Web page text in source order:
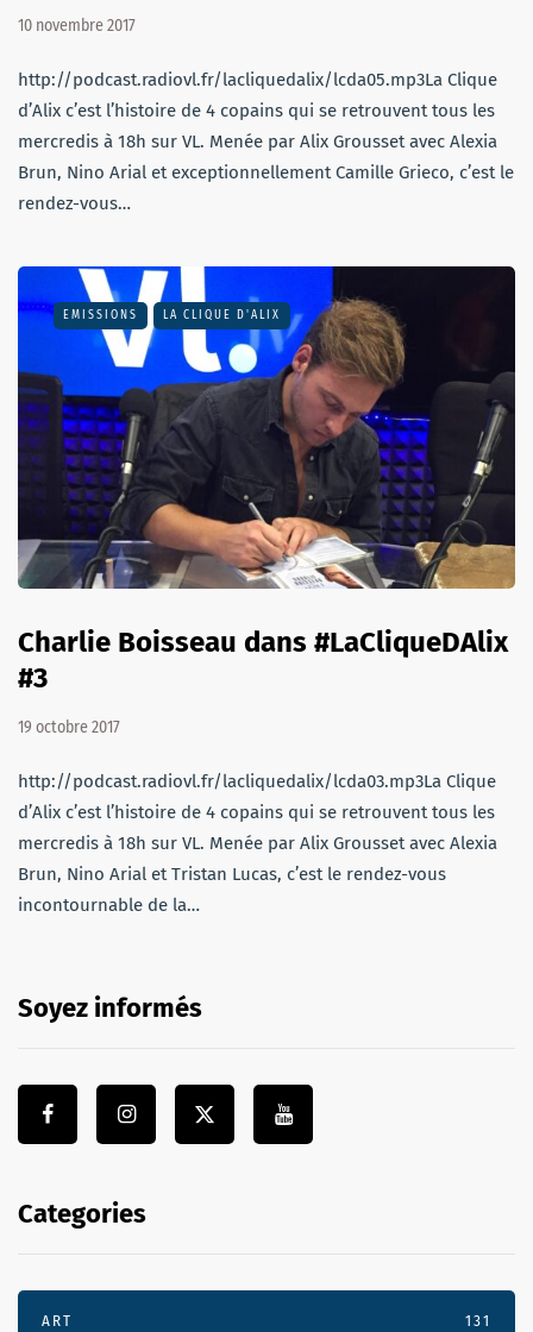
10 novembre 2017
http://podcast.radiovl.fr/lacliquedalix/lcda05.mp3La Clique
d’Alix c’est l’histoire de 4 copains qui se retrouvent tous les
mercredis à 18h sur VL. Menée par Alix Grousset avec Alexia
Brun, Nino Arial et exceptionnellement Camille Grieco, c’est le
rendez-vous…
EMISSIONS LA CLIQUE D'ALIX
Charlie Boisseau dans #LaCliqueDAlix
#3
19 octobre 2017
http://podcast.radiovl.fr/lacliquedalix/lcda03.mp3La Clique
d’Alix c’est l’histoire de 4 copains qui se retrouvent tous les
mercredis à 18h sur VL. Menée par Alix Grousset avec Alexia
Brun, Nino Arial et Tristan Lucas, c’est le rendez-vous
incontournable de la…
Soyez informés
Categories
ART 131